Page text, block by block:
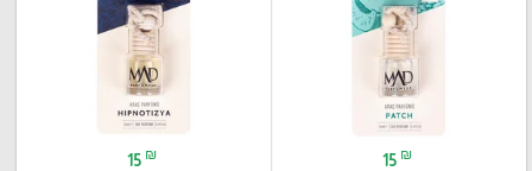
15 ₪
15 ₪